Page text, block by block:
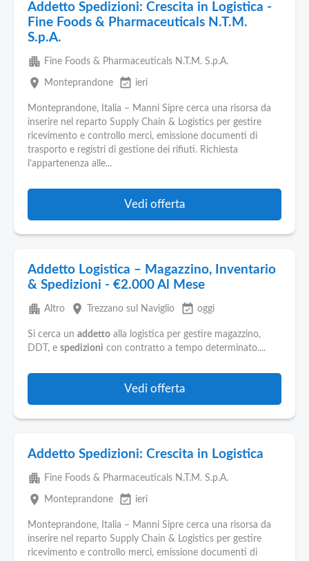
Addetto Spedizioni: Crescita in Logistica -
Fine Foods & Pharmaceuticals N.T.M.
S.p.A.
apartment Fine Foods & Pharmaceuticals N.T.M. S.p.A.
place Monteprandone event_available ieri
Monteprandone, Italia – Manni Sipre cerca una risorsa da
inserire nel reparto Supply Chain & Logistics per gestire
ricevimento e controllo merci, emissione documenti di
trasporto e registri di gestione dei rifiuti. Richiesta
l’appartenenza alle...
Vedi offerta
Addetto Logistica – Magazzino, Inventario
& Spedizioni - €2.000 Al Mese
apartment Altro place Trezzano sul Naviglio event_available oggi
Si cerca un addetto alla logistica per gestire magazzino,
DDT, e spedizioni con contratto a tempo determinato....
Vedi offerta
Addetto Spedizioni: Crescita in Logistica
apartment Fine Foods & Pharmaceuticals N.T.M. S.p.A.
place Monteprandone event_available ieri
Monteprandone, Italia – Manni Sipre cerca una risorsa da
inserire nel reparto Supply Chain & Logistics per gestire
ricevimento e controllo merci, emissione documenti di